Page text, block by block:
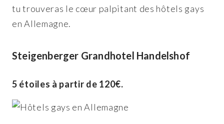
tu trouveras le cœur palpitant des hôtels gays
en Allemagne.
Steigenberger Grandhotel Handelshof
5 étoiles à partir de 120€.